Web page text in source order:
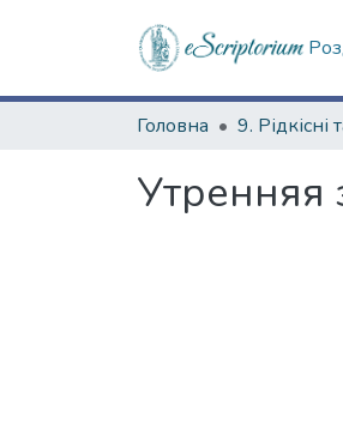
Головна
Утренняя